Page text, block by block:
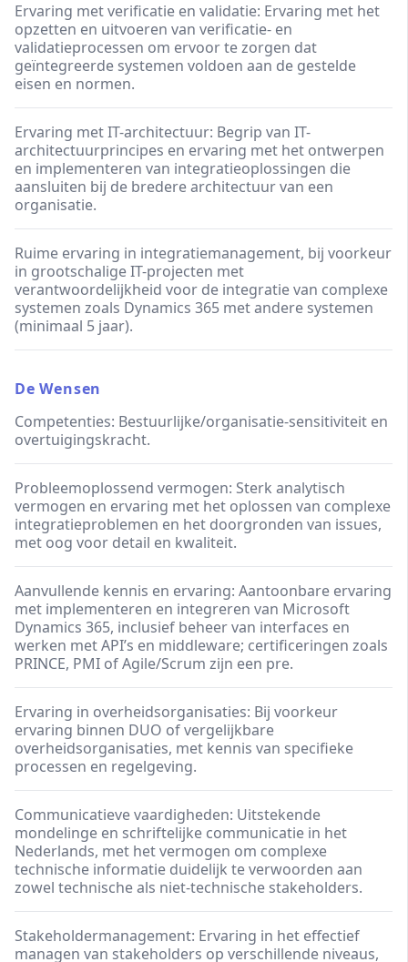
Ervaring met verificatie en validatie: Ervaring met het
opzetten en uitvoeren van verificatie- en
validatieprocessen om ervoor te zorgen dat
geïntegreerde systemen voldoen aan de gestelde
eisen en normen.
Ervaring met IT-architectuur: Begrip van IT-
architectuurprincipes en ervaring met het ontwerpen
en implementeren van integratieoplossingen die
aansluiten bij de bredere architectuur van een
organisatie.
Ruime ervaring in integratiemanagement, bij voorkeur
in grootschalige IT-projecten met
verantwoordelijkheid voor de integratie van complexe
systemen zoals Dynamics 365 met andere systemen
(minimaal 5 jaar).
De Wensen
Competenties: Bestuurlijke/organisatie-sensitiviteit en
overtuigingskracht.
Probleemoplossend vermogen: Sterk analytisch
vermogen en ervaring met het oplossen van complexe
integratieproblemen en het doorgronden van issues,
met oog voor detail en kwaliteit.
Aanvullende kennis en ervaring: Aantoonbare ervaring
met implementeren en integreren van Microsoft
Dynamics 365, inclusief beheer van interfaces en
werken met API’s en middleware; certificeringen zoals
PRINCE, PMI of Agile/Scrum zijn een pre.
Ervaring in overheidsorganisaties: Bij voorkeur
ervaring binnen DUO of vergelijkbare
overheidsorganisaties, met kennis van specifieke
processen en regelgeving.
Communicatieve vaardigheden: Uitstekende
mondelinge en schriftelijke communicatie in het
Nederlands, met het vermogen om complexe
technische informatie duidelijk te verwoorden aan
zowel technische als niet-technische stakeholders.
Stakeholdermanagement: Ervaring in het effectief
managen van stakeholders op verschillende niveaus,